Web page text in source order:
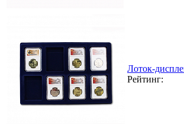
Лоток-
Рейтинг: